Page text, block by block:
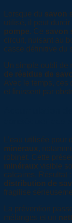
Lorsque du savon
utilisé, il peut
pompe. Ce savon
circuit, nuisant au
casse définitive du
Un simple oubli de
de résidus de
Avec le temps, ces
et finissent par
L’eau utilisée pour
minéraux,
robinet. Cette
minéraux visible
calcaires. Résultat
distribution de
fragilise
La prévention
mélanges et un